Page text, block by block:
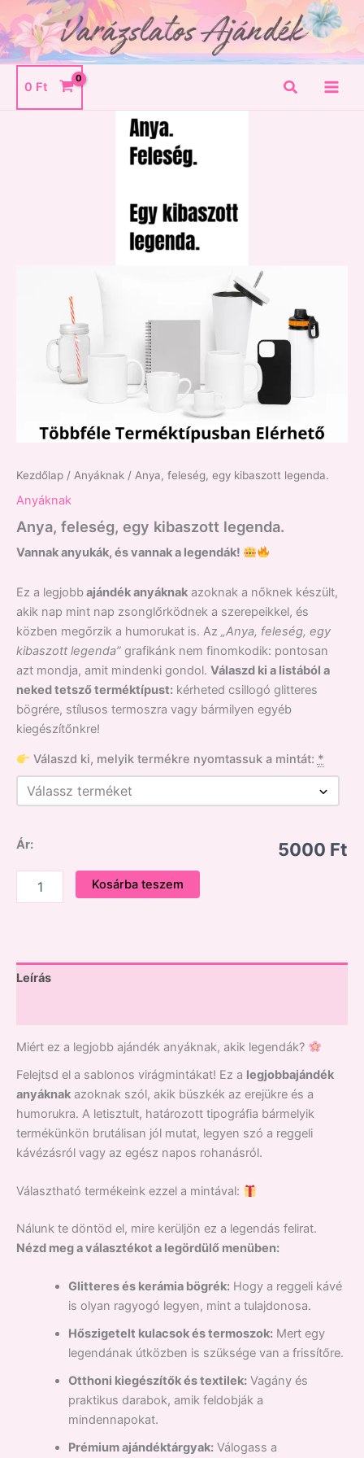
to
content
0 Ft Search
Kezdőlap / Anyáknak / Anya, feleség, egy kibaszott legenda.
Anyáknak
Anya, feleség, egy kibaszott legenda.
Vannak anyukák, és vannak a legendák!
Ez a legjobbajándék anyáknak azoknak a nőknek készült,
akik nap mint nap zsonglőrködnek a szerepeikkel, és
közben megőrzik a humorukat is. Az „Anya, feleség, egy
kibaszott legenda” grafikánk nem finomkodik: pontosan
azt mondja, amit mindenki gondol. Válaszd ki a listából a
neked tetsző terméktípust: kérheted csillogó glitteres
bögrére, stílusos termoszra vagy bármilyen egyéb
kiegészítőnkre!
Válaszd ki, melyik termékre nyomtassuk a mintát: *
Ár: 5000 Ft
Kosárba teszem
Leírás
Miért ez a legjobb ajándék anyáknak, akik legendák?
Felejtsd el a sablonos virágmintákat! Ez a legjobbajándék
anyáknak azoknak szól, akik büszkék az erejükre és a
humorukra. A letisztult, határozott tipográfia bármelyik
termékünkön brutálisan jól mutat, legyen szó a reggeli
kávézásról vagy az egész napos rohanásról.
Választható termékeink ezzel a mintával:
Nálunk te döntöd el, mire kerüljön ez a legendás felirat.
Nézd meg a választékot a legördülő menüben:
Glitteres és kerámia bögrék:Hogy a reggeli kávé
is olyan ragyogó legyen, mint a tulajdonosa.
Hőszigetelt kulacsok és termoszok:Mert egy
legendának útközben is szüksége van a frissítőre.
Otthoni kiegészítők és textilek:Vagány és
praktikus darabok, amik feldobják a
mindennapokat.
Prémium ajándéktárgyak:Válogass a